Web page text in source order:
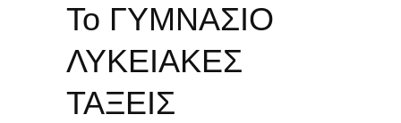
Το ΓΥΜΝΑΣΙΟ
ΛΥΚΕΙΑΚΕΣ
ΤΑΞΕΙΣ